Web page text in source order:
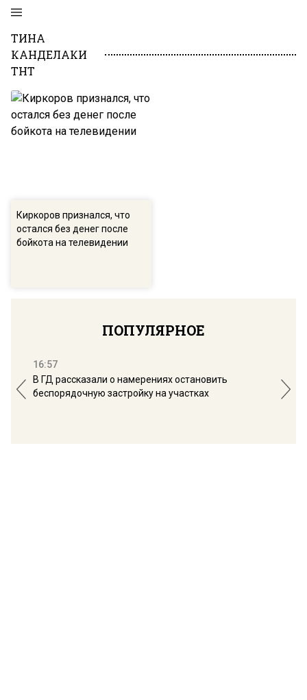
ТИНА
КАНДЕЛАКИ
ТНТ
Киркоров признался, что
остался без денег после
бойкота на телевидении
ПОПУЛЯРНОЕ
16:57
В ГД рассказали о намерениях остановить
беспорядочную застройку на участках